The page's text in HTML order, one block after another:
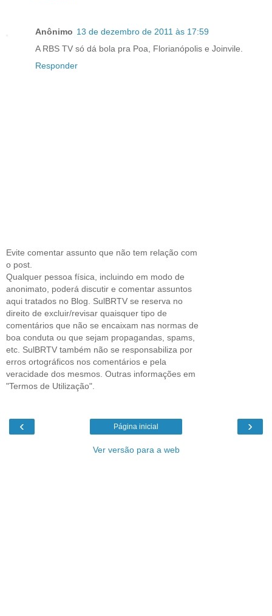
Anônimo 13 de dezembro de 2011 às 17:59
A RBS TV só dá bola pra Poa, Florianópolis e Joinvile.
Responder
Evite comentar assunto que não tem relação com
o post.
Qualquer pessoa física, incluindo em modo de
anonimato, poderá discutir e comentar assuntos
aqui tratados no Blog. SulBRTV se reserva no
direito de excluir/revisar quaisquer tipo de
comentários que não se encaixam nas normas de
boa conduta ou que sejam propagandas, spams,
etc. SulBRTV também não se responsabiliza por
erros ortográficos nos comentários e pela
veracidade dos mesmos. Outras informações em
"Termos de Utilização".
‹ ›
Página inicial
Ver versão para a web